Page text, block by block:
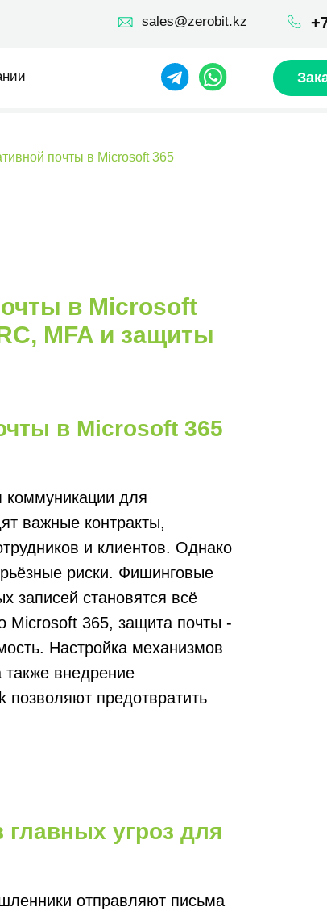
+7 707 489-28-18
sales@zerobit.kz
Заказать звонок
почты в Microsoft 365
в Microsoft
MFA и защиты
в Microsoft 365
коммуникации для
важные контракты,
и клиентов. Однако
риски. Фишинговые
записей становятся всё
Microsoft 365, защита почты -
Настройка механизмов
также внедрение
позволяют предотвратить
угроз для
отправляют письма